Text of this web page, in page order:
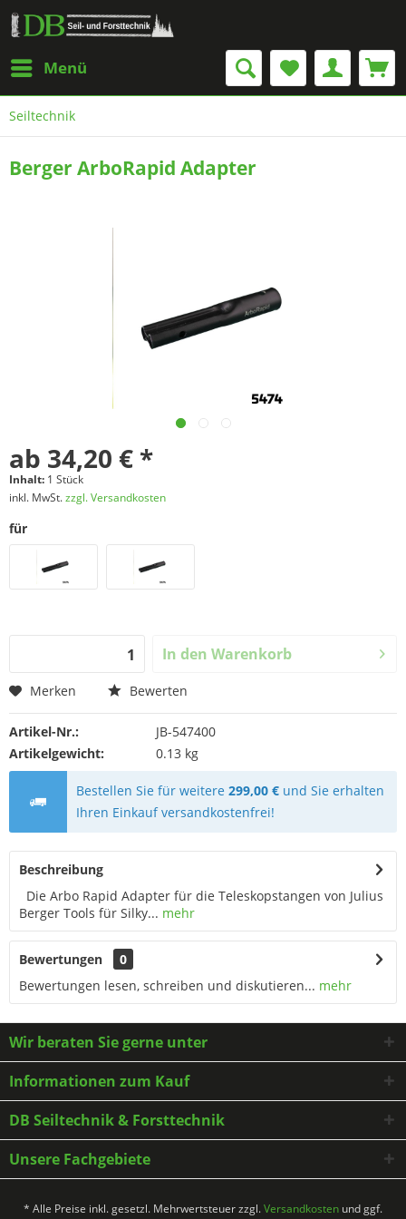
Menü
Seiltechnik
Berger ArboRapid Adapter
ab 34,20 € *
Inhalt: 1 Stück
inkl. MwSt.zzgl. Versandkosten
für
In den Warenkorb
Merken Bewerten
Artikel-Nr.:
JB-547400
Artikelgewicht:
0.13 kg
Bestellen Sie für weitere299,00 € und Sie erhalten
Ihren Einkauf versandkostenfrei!
Beschreibung
Die Arbo Rapid Adapter für die Teleskopstangen von Julius
Berger Tools für Silky... mehr
Bewertungen
0
Bewertungen lesen, schreiben und diskutieren... mehr
Wir beraten Sie gerne unter
Informationen zum Kauf
DB Seiltechnik & Forsttechnik
Unsere Fachgebiete
* Alle Preise inkl. gesetzl. Mehrwertsteuer zzgl.Versandkosten und ggf.